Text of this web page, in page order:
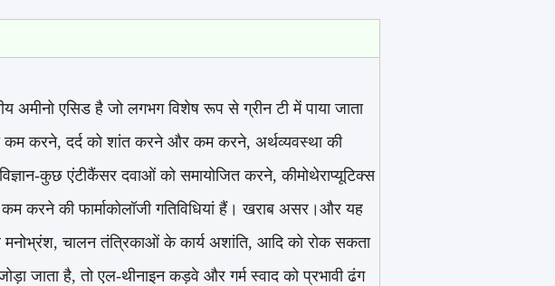
अमीनो एसिड है जो लगभग विशेष रूप से ग्रीन टी में पाया जाता
करने, दर्द को शांत करने और कम करने, अर्थव्यवस्था की
कुछ एंटीकैंसर दवाओं को समायोजित करने, कीमोथेराप्यूटिक्स
करने की फार्माकोलॉजी गतिविधियां हैं। खराब असर।और यह
मनोभ्रंश, चालन तंत्रिकाओं के कार्य अशांति, आदि को रोक सकता
जाता है, तो एल-थीनाइन कड़वे और गर्म स्वाद को प्रभावी ढंग